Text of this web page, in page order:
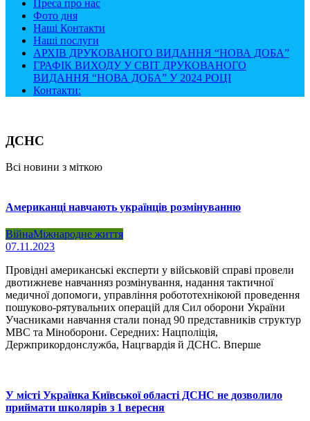
Преса про нас
Фото дня
Наші Контакти
Наші послуги
АРХІВ ДРУКОВАНОГО ВИДАННЯ “НОВА ДОБА”
ГРАФІК ВИХОДУ У СВІТ ДРУКОВАНОГО
ВИДАННЯ “НОВА ДОБА” У 2024 РОЦІ
Контакти:
ДСНС
Всі новини з міткою
Американці навчають українців розмінуванню
ВійнаМіжнародне життя
07.11.2023
Провідні американські експерти у військовій справі провели
двотижневе навчанняз розмінування, надання тактичної
медичної допомоги, управління робототехнікоюй проведення
пошуково-рятувальних операцій для Сил оборони України
Учасниками навчання стали понад 90 представників структур
МВС та Міноборони. Середних: Нацполіція,
Держприкордонслужба, Нацгвардія й ДСНС. Вперше
У місті Українка Київської області ДСНС не дозволило
приймати школярів з 1 вересня